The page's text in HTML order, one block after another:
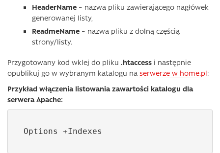
HeaderName – nazwa pliku zawierającego nagłówek
generowanej listy,
ReadmeName – nazwa pliku z dolną częścią
strony/listy.
Przygotowany kod wklej do pliku .htaccess i następnie
opublikuj go w wybranym katalogu na serwerze w home.pl:
Przykład włączenia listowania zawartości katalogu dla
serwera Apache:
Options +Indexes